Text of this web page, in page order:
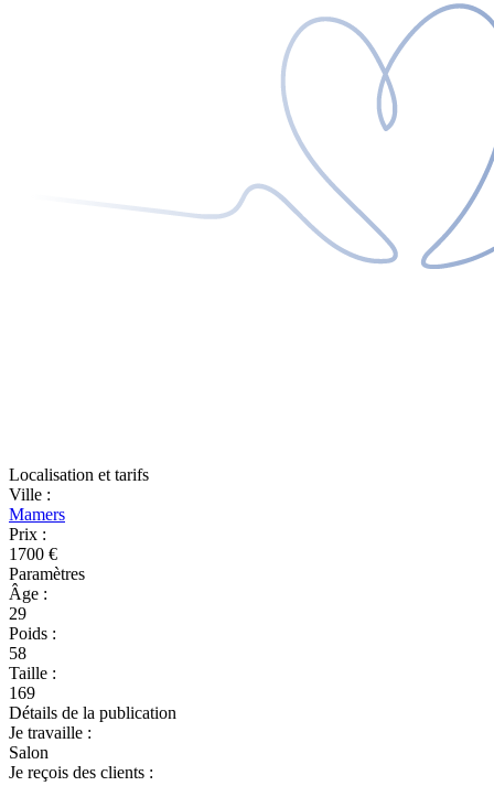
Localisation et tarifs
Ville :
Mamers
Prix :
1700 €
Paramètres
Âge :
29
Poids :
58
Taille :
169
Détails de la publication
Je travaille :
Salon
Je reçois des clients :